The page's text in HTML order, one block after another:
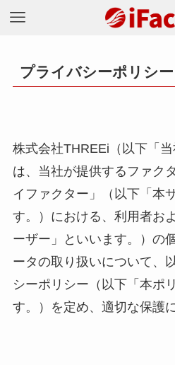
プライバシーポリシー
株式会社THREEi（以下「当
は、当社が提供するファク
イファクター」（以下「本
す。）における、利用者お
ーザー」といいます。）の
ータの取り扱いについて、
シーポリシー（以下「本ポ
す。）を定め、適切な保護